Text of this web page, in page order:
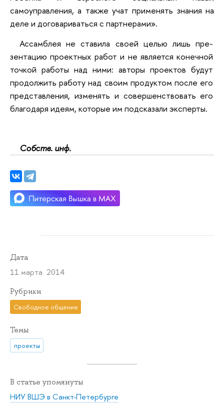
самоуправления, а также учат применять знания на
деле и договариваться с партнерами».
Ассамблея не ставила своей целью лишь пре­
зентацию проектных работ и не является конечной
точкой рабо­ты над ними: авторы проектов будут
продолжить работу над своим продуктом после его
представления, изменять и совер­шенствовать его
благодаря идеям, которые им подсказали эксперты.
Собств. инф.
Дата
11 марта 2014
Рубрики
Свободное общение
Темы
проекты
В статье упомянуты
НИУ ВШЭ в Санкт-Петербурге